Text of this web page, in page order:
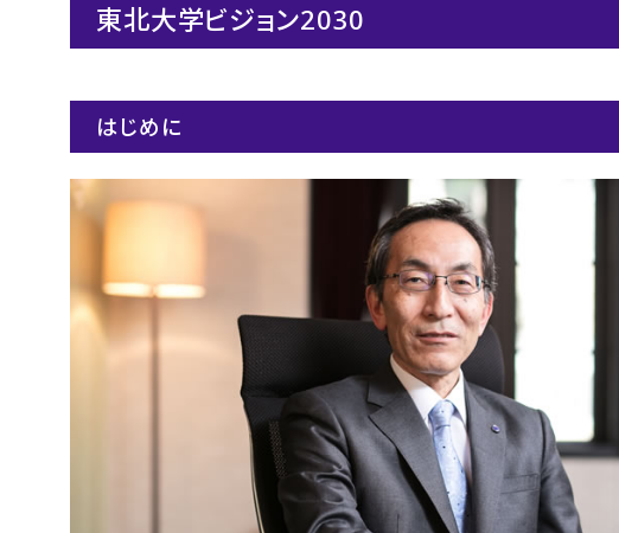
東北大学ビジョン2030
はじめに